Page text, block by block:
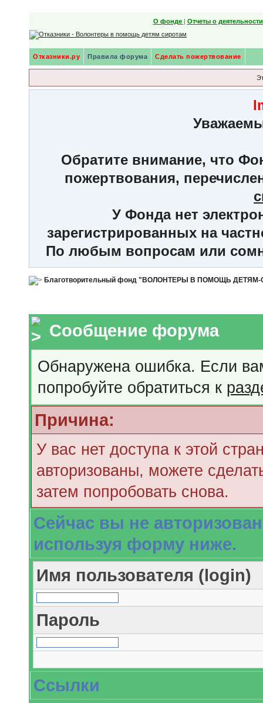
О фонде | Отчеты о
Отказники.ру Правила форума Сделать пожертвование
Обратите внимание, что
пожертвования,
У Фонда нет
зарегистрированных на
По любым вопросам или
Благотворительный фонд "ВОЛОНТЕРЫ В ПОМОЩЬ
Сообщение форума
Обнаружена ошибка. Если
попробуйте обратиться к
Причина:
У вас нет доступа к этой
авторизованы, можете
затем попробовать снова.
Сейчас вы не
используя форму ниже.
Имя пользователя (login)
Пароль
Ссылки